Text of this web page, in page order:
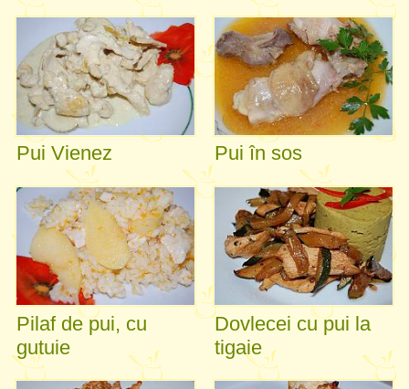
Pui Vienez Pui în sos
Pilaf de pui, cu
gutuie
Dovlecei cu pui la
tigaie